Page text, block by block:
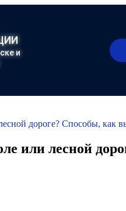
и
дороге? Способы, как
или лесной